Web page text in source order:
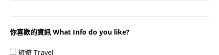
你喜歡的資訊 What Info do you like?
旅遊 Travel